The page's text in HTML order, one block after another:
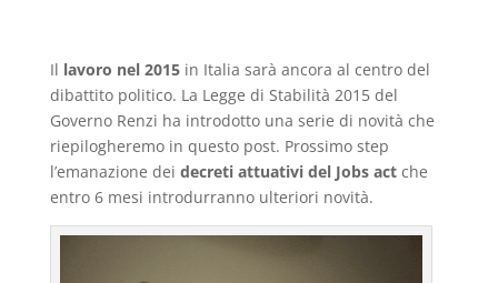
Il lavoro nel 2015 in Italia sarà ancora al centro del
dibattito politico. La Legge di Stabilità 2015 del
Governo Renzi ha introdotto una serie di novità che
riepilogheremo in questo post. Prossimo step
l’emanazione dei decreti attuativi del Jobs act che
entro 6 mesi introdurranno ulteriori novità.